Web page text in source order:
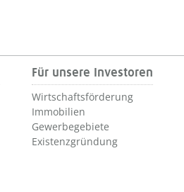
Für unsere Investoren
Wirtschaftsförderung
Immobilien
Gewerbegebiete
Existenzgründung